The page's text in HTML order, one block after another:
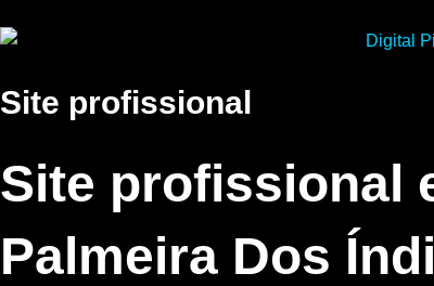
Site profissional
Site profissional
Palmeira Dos